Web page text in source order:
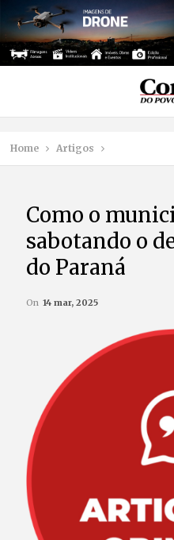
Home Artigos
Como o
sabotando o
do Paraná
On 14 mar, 2025